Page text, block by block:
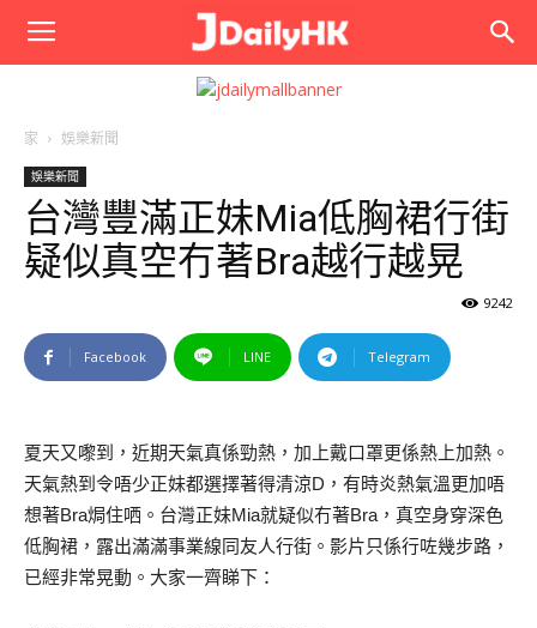
JPhoto
家 娛樂新聞
娛樂新聞
台灣豐滿正妹Mia低胸裙行街
疑似真空冇著Bra越行越晃
9242
Facebook LINE Telegram
夏天又嚟到，近期天氣真係勁熱，加上戴口罩更係熱上加熱。
天氣熱到令唔少正妹都選擇著得清涼D，有時炎熱氣溫更加唔
想著Bra焗住哂。台灣正妹Mia就疑似冇著Bra，真空身穿深色
低胸裙，露出滿滿事業線同友人行街。影片只係行咗幾步路，
已經非常晃動。大家一齊睇下：